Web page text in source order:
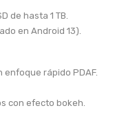
de hasta 1 TB.
en Android 13).
rápido PDAF.
con efecto bokeh.